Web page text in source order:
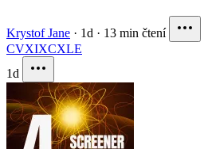
Krystof Jane · 1d · 13 min čtení
CVXIXCXLE
1d